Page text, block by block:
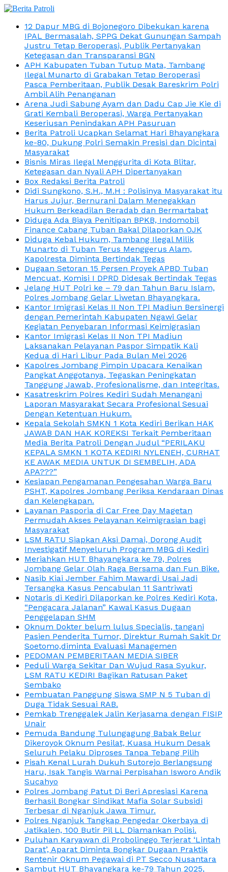
12 Dapur MBG di Bojonegoro Dibekukan karena
IPAL Bermasalah, SPPG Dekat Gunungan Sampah
Justru Tetap Beroperasi, Publik Pertanyakan
Ketegasan dan Transparansi BGN
APH Kabupaten Tuban Tutup Mata, Tambang
Ilegal Munarto di Grabakan Tetap Beroperasi
Pasca Pemberitaan, Publik Desak Bareskrim Polri
Ambil Alih Penanganan
Arena Judi Sabung Ayam dan Dadu Cap Jie Kie di
Grati Kembali Beroperasi, Warga Pertanyakan
Keseriusan Penindakan APH Pasuruan
Berita Patroli Ucapkan Selamat Hari Bhayangkara
ke-80, Dukung Polri Semakin Presisi dan Dicintai
Masyarakat
Bisnis Miras Ilegal Menggurita di Kota Blitar,
Ketegasan dan Nyali APH Dipertanyakan
Box Redaksi Berita Patroli
Didi Sungkono, S.H., M.H : Polisinya Masyarakat itu
Harus Jujur, Bernurani Dalam Menegakkan
Hukum Berkeadilan Beradab dan Bermartabat
Diduga Ada Biaya Penitipan BPKB, Indomobil
Finance Cabang Tuban Bakal Dilaporkan OJK
Diduga Kebal Hukum, Tambang Ilegal Milik
Munarto di Tuban Terus Menggerus Alam,
Kapolresta Diminta Bertindak Tegas
Dugaan Setoran 15 Persen Proyek APBD Tuban
Mencuat, Komisi I DPRD Didesak Bertindak Tegas
Jelang HUT Polri ke – 79 dan Tahun Baru Islam,
Polres Jombang Gelar Liwetan Bhayangkara.
Kantor Imigrasi Kelas II Non TPI Madiun Bersinergi
dengan Pemerintah Kabupaten Ngawi Gelar
Kegiatan Penyebaran Informasi Keimigrasian
Kantor Imigrasi Kelas II Non TPI Madiun
Laksanakan Pelayanan Paspor Simpatik Kali
Kedua di Hari Libur Pada Bulan Mei 2026
Kapolres Jombang Pimpin Upacara Kenaikan
Pangkat Anggotanya, Tegaskan Peningkatan
Tanggung Jawab, Profesionalisme, dan Integritas.
Kasatreskrim Polres Kediri Sudah Menangani
Laporan Masyarakat Secara Profesional Sesuai
Dengan Ketentuan Hukum.
Kepala Sekolah SMKN 1 Kota Kediri Berikan HAK
JAWAB DAN HAK KOREKSI Terkait Pemberitaan
Media Berita Patroli Dengan Judul “PERILAKU
KEPALA SMKN 1 KOTA KEDIRI NYLENEH, CURHAT
KE AWAK MEDIA UNTUK DI SEMBELIH, ADA
APA???”
Kesiapan Pengamanan Pengesahan Warga Baru
PSHT, Kapolres Jombang Periksa Kendaraan Dinas
dan Kelengkapan.
Layanan Pasporia di Car Free Day Magetan
Permudah Akses Pelayanan Keimigrasian bagi
Masyarakat
LSM RATU Siapkan Aksi Damai, Dorong Audit
Investigatif Menyeluruh Program MBG di Kediri
Meriahkan HUT Bhayangkara ke 79, Polres
Jombang Gelar Olah Raga Bersama dan Fun Bike.
Nasib Kiai Jember Fahim Mawardi Usai Jadi
Tersangka Kasus Pencabulan 11 Santriwati
Notaris di Kediri Dilaporkan ke Polres Kediri Kota,
“Pengacara Jalanan” Kawal Kasus Dugaan
Penggelapan SHM
Oknum Dokter belum lulus Specialis, tangani
Pasien Penderita Tumor, Direktur Rumah Sakit Dr
Soetomo,diminta Evaluasi Managemen
PEDOMAN PEMBERITAAN MEDIA SIBER
Peduli Warga Sekitar Dan Wujud Rasa Syukur,
LSM RATU KEDIRI Bagikan Ratusan Paket
Sembako
Pembuatan Panggung Siswa SMP N 5 Tuban di
Duga Tidak Sesuai RAB.
Pemkab Trenggalek Jalin Kerjasama dengan FISIP
Unair
Pemuda Bandung Tulungagung Babak Belur
Dikeroyok Oknum Pesilat, Kuasa Hukum Desak
Seluruh Pelaku Diproses Tanpa Tebang Pilih
Pisah Kenal Lurah Dukuh Sutorejo Berlangsung
Haru, Isak Tangis Warnai Perpisahan Isworo Andik
Sucahyo
Polres Jombang Patut Di Beri Apresiasi Karena
Berhasil Bongkar Sindikat Mafia Solar Subsidi
Terbesar di Nganjuk Jawa Timur.
Polres Nganjuk Tangkap Pengedar Okerbaya di
Jatikalen, 100 Butir Pil LL Diamankan Polisi.
Puluhan Karyawan di Probolinggo Terjerat ‘Lintah
Darat’, Aparat Diminta Bongkar Dugaan Praktik
Rentenir Oknum Pegawai di PT Secco Nusantara
Sambut HUT Bhayangkara ke-79 Tahun 2025,